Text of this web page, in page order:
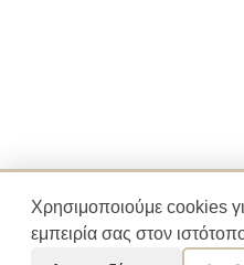
Χρησιμοποιούμε cookies
εμπειρία σας στον